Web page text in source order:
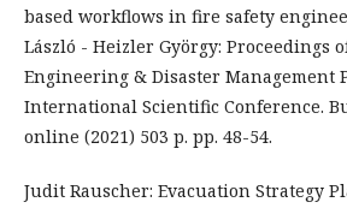
based workflows in fire safety
László - Heizler György: Proceedings
Engineering & Disaster Management
International Scientific Conference.
online (2021) 503 p. pp. 48-54.
Judit Rauscher: Evacuation Strategy